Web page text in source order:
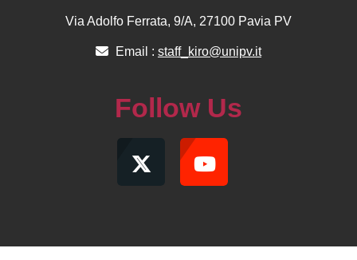
Via Adolfo Ferrata, 9/A, 27100 Pavia PV
Email : staff_kiro@unipv.it
Follow Us